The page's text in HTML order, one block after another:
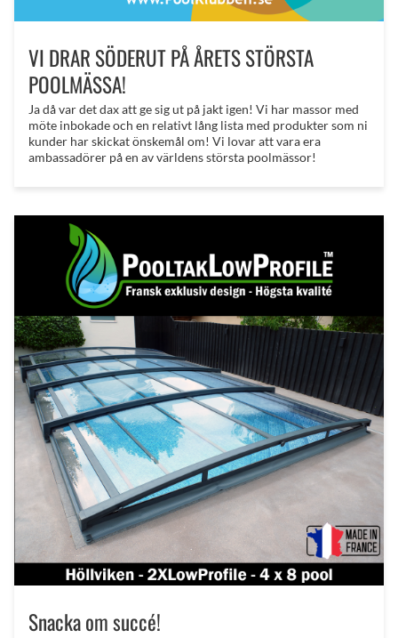
VI DRAR SÖDERUT PÅ ÅRETS STÖRSTA
POOLMÄSSA!
Ja då var det dax att ge sig ut på jakt igen! Vi har massor med
möte inbokade och en relativt lång lista med produkter som ni
kunder har skickat önskemål om! Vi lovar att vara era
ambassadörer på en av världens största poolmässor!
Snacka om succé!